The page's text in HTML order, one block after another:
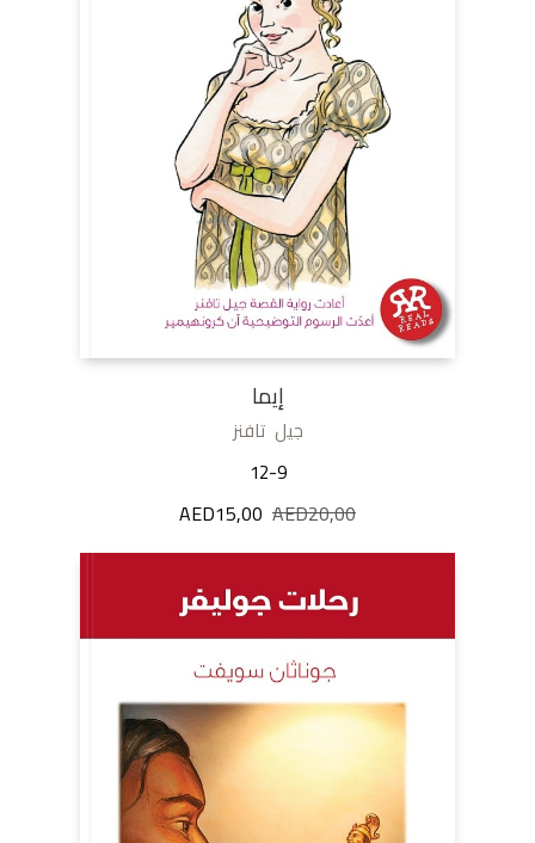
إيما
جيل تافنز
12-9
AED20,00
السعر
AED20,00.
AED15,00
السعر
AED15,00.